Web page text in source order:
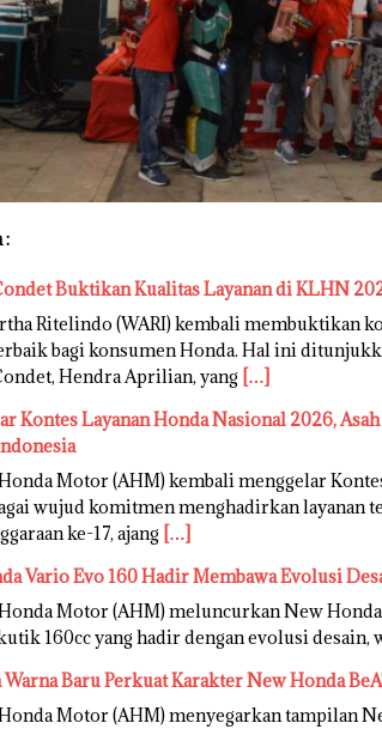
:
Buktikan Kualitas Layanan di KLHN
Ritelindo (WARI) kembali membuktikan
bagi konsumen Honda. Hal ini
Hendra Aprilian, yang […]
Kontes Layanan Honda Nasional 2026,
Motor (AHM) kembali menggelar
wujud komitmen menghadirkan layanan
ke-17, ajang […]
Vario Evo 160 Hadir Membawa Evolusi
Motor (AHM) meluncurkan New
160cc yang hadir dengan evolusi
Warna Baru Perkuat Karakter New Honda
Motor (AHM) menyegarkan tampilan